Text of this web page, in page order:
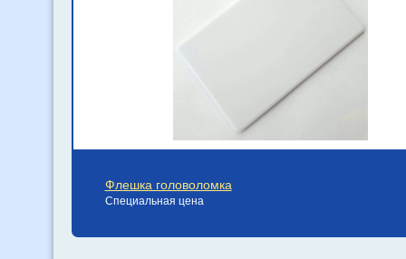
Флешка головоломка
Специальная цена